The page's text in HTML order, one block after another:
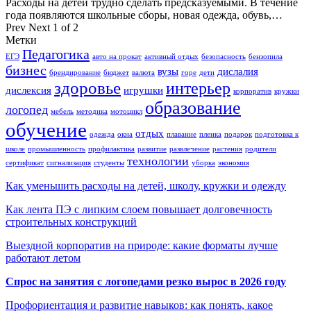
года появляются школьные сборы, новая одежда, обувь,…
Prev Next 1 of 2
Метки
ЕГЭ Педагогика авто на прокат активный отдых безопасность бензопила
бизнес брендирование бюджет валюта вузы горе дети дислалия
дислексия здоровье игрушки интерьер корпоратив кружки
логопед мебель методика мотоцикл образование
обучение одежда окна отдых плавание пленка подарок подготовка к
школе промышленность профилактика развитие развлечение растения родители
сертификат сигнализация студенты технологии уборка экономия
Как уменьшить расходы на детей, школу, кружки и одежду
Как лента ПЭ с липким слоем повышает долговечность
строительных конструкций
Выездной корпоратив на природе: какие форматы лучше
работают летом
Спрос на занятия с логопедами резко вырос в 2026 году
Профориентация и развитие навыков: как понять, какое